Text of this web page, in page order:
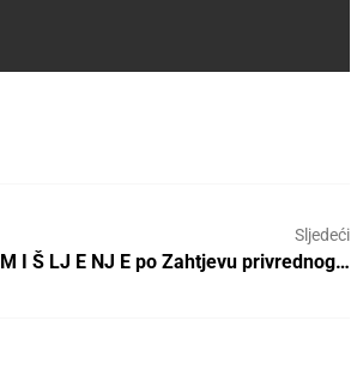
Sljedeći
M I Š LJ E NJ E po Zahtjevu privrednog…